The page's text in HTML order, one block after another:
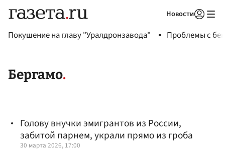
Новости
Покушение на главу "Уралдронзавода" Проблемы с
Бергамо
Голову внучки эмигрантов из России,
забитой парнем, украли прямо из гроба
30 марта 2026, 17:00